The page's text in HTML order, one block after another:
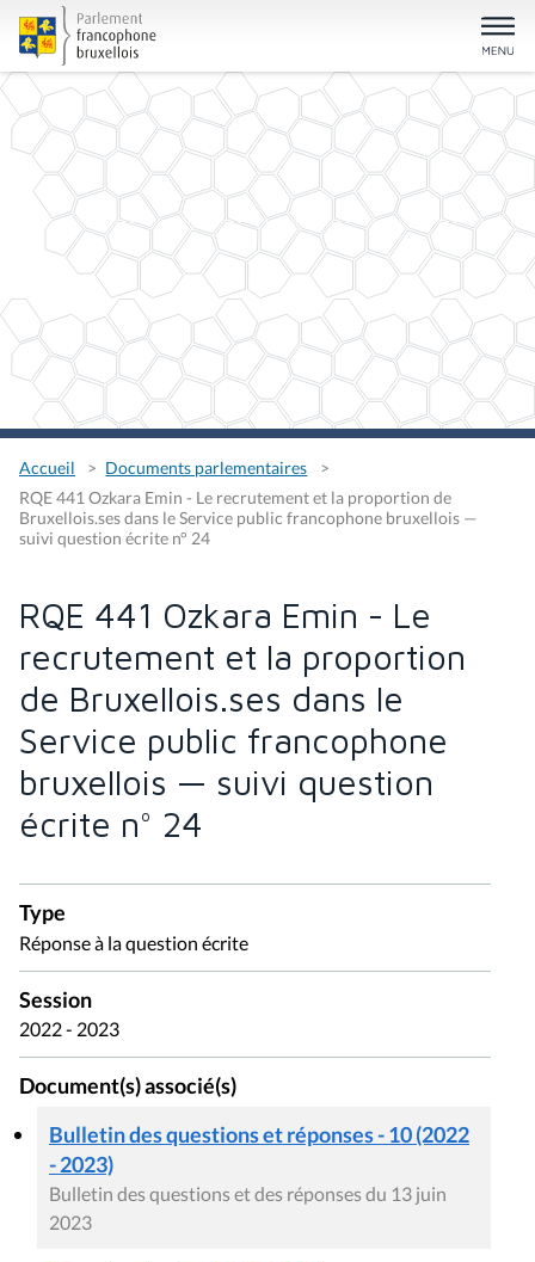
Accueil
Documents parlementaires
RQE 441 Ozkara Emin - Le recrutement et la proportion de
Bruxellois.ses dans le Service public francophone bruxellois —
suivi question écrite n° 24
RQE 441 Ozkara Emin - Le
recrutement et la proportion
de Bruxellois.ses dans le
Service public francophone
bruxellois — suivi question
écrite n° 24
Type
Réponse à la question écrite
Session
2022 - 2023
Document(s) associé(s)
Bulletin des questions et réponses - 10 (2022
- 2023)
Bulletin des questions et des réponses du 13 juin
2023